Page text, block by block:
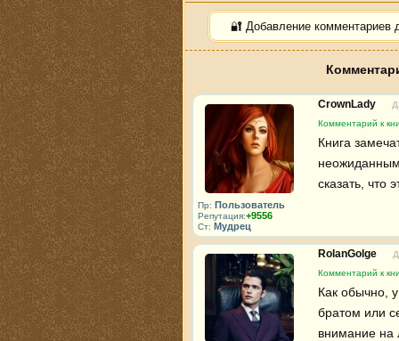
🔐 Добавление комментариев
Пр: Пользователь
Репутация:+9556
Ст: Мудрец
CrownLady
Комментарий к
Книга
сказать, что
RolanGolge
Комментарий к
Как обычно,
братом или
внимание на